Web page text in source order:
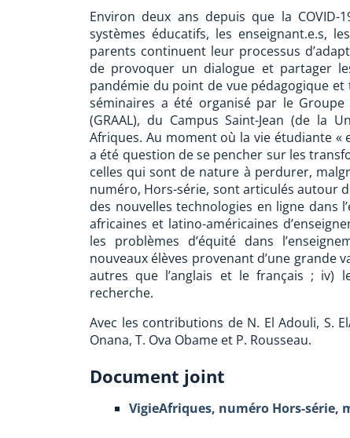
Environ deux ans depuis que la
systèmes éducatifs, les enseignant.e.s,
parents continuent leur processus
de provoquer un dialogue et partager
pandémie du point de vue pédagogique
séminaires a été organisé par le
(GRAAL), du Campus Saint-Jean (de la
Afriques. Au moment où la vie étudiante
a été question de se pencher sur les
celles qui sont de nature à perdurer,
numéro, Hors-série, sont articulés autour
des nouvelles technologies en ligne dans
africaines et latino-américaines
les problèmes d’équité dans
nouveaux élèves provenant d’une grande
autres que l’anglais et le français ; iv)
recherche.
Avec les contributions de N. El Adouli, S.
Onana, T. Ova Obame et P. Rousseau.
Document joint
VigieAfriques, numéro Hors-série,